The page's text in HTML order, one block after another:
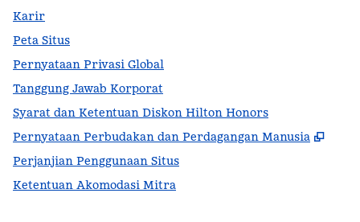
Karir
Peta Situs
Pernyataan Privasi Global
Tanggung Jawab Korporat
Syarat dan Ketentuan Diskon Hilton Honors
Pernyataan Perbudakan dan Perdagangan Manusia
,
Perjanjian Penggunaan Situs
Ketentuan Akomodasi Mitra